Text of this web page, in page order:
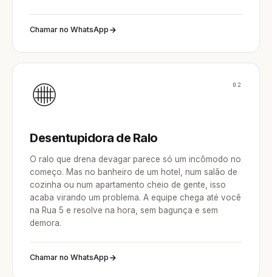
Chamar no WhatsApp
02
Desentupidora de Ralo
O ralo que drena devagar parece só um incômodo no
começo. Mas no banheiro de um hotel, num salão de
cozinha ou num apartamento cheio de gente, isso
acaba virando um problema. A equipe chega até você
na Rua 5 e resolve na hora, sem bagunça e sem
demora.
Chamar no WhatsApp